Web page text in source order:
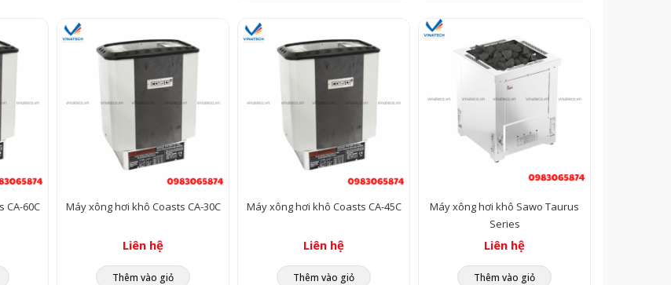
CA-60C Máy xông hơi khô Coasts CA-30C
Liên hệ
Thêm vào giỏ
Máy xông hơi khô Coasts CA-45C
Liên hệ
Thêm vào giỏ
Máy xông hơi khô Sawo Taurus
Series
Liên hệ
Thêm vào giỏ